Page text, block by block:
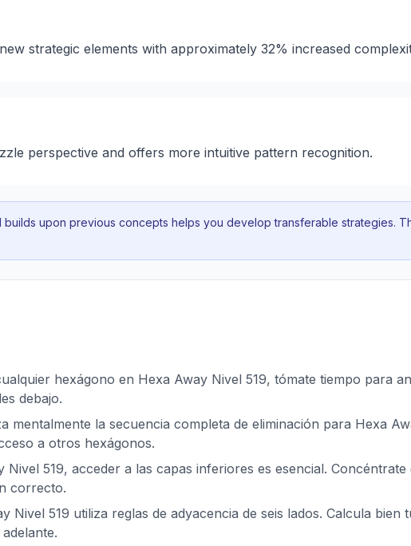
strategic elements with approximately 32% increased
perspective and offers more intuitive pattern recognition.
upon previous concepts helps you develop transferable strategies.
hexágono en Hexa Away Nivel 519, tómate tiempo para
debajo.
mentalmente la secuencia completa de eliminación para Hexa
a otros hexágonos.
Nivel 519, acceder a las capas inferiores es esencial.
correcto.
Nivel 519 utiliza reglas de adyacencia de seis lados. Calcula